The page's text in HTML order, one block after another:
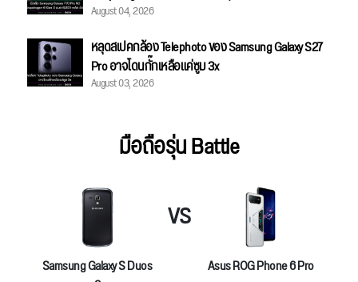
ยาว 6 ปี
August 04, 2026
หลุดสเปคกล้อง Telephoto ของ Samsung Galaxy S27
Pro อาจโดนกั๊กเหลือแค่ซูม 3x
August 03, 2026
มือถือรุ่น Battle
Samsung Galaxy S Duos
VS
Asus ROG Phone 6 Pro